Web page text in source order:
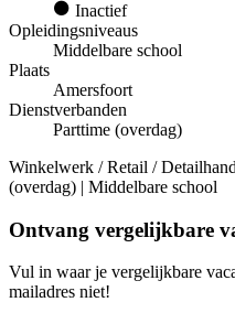
Inactief
Opleidingsniveaus
Middelbare school
Plaats
Amersfoort
Dienstverbanden
Parttime (overdag)
Winkelwerk / Retail /
(overdag) | Middelbare school
Ontvang vergelijkbare
Vul in waar je vergelijkbare
mailadres niet!